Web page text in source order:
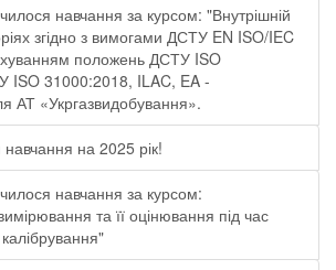
навчання за курсом: "Внутрішній
згідно з вимогами ДСТУ EN ISO/IEC
положень ДСТУ ISO
ISO 31000:2018, ILAC, EA -
АТ «Укргазвидобування».
на 2025 рік!
навчання за курсом:
та її оцінювання під час